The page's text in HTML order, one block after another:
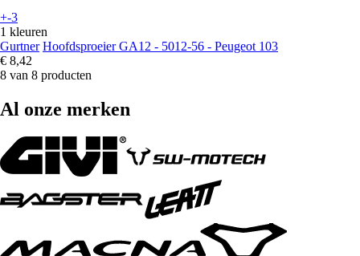
+-3
1 kleuren
Gurtner Hoofdsproeier GA12 - 5012-56 - Peugeot 103
€ 8,42
8 van 8 producten
Al onze merken